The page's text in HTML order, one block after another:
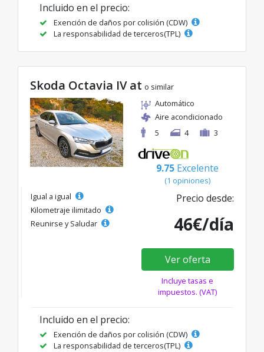
Incluido en el precio:
Exención de daños por colisión (CDW)
La responsabilidad de terceros(TPL)
Skoda Octavia IV at o similar
Automático
Aire acondicionado
5
4 3
9.75 Excelente
(1 opiniones)
Igual a igual
Kilometraje ilimitado
Reunirse y Saludar
Precio desde:
46€/día
Ver oferta
Incluye tasas e
impuestos. (VAT)
Incluido en el precio:
Exención de daños por colisión (CDW)
La responsabilidad de terceros(TPL)